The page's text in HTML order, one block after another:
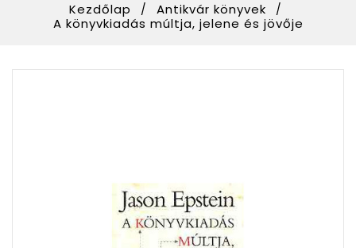
Kezdőlap
Antikvár könyvek
A könyvkiadás múltja, jelene és jövője